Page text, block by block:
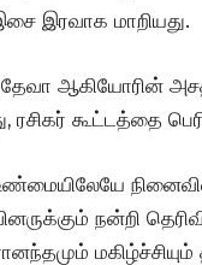
இரவாக மாறியது.
ஆகியோரின்
கூட்டத்தை
நன்றி